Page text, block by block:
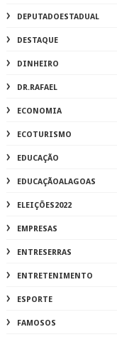
DEPUTADOESTADUAL
DESTAQUE
DINHEIRO
DR.RAFAEL
ECONOMIA
ECOTURISMO
EDUCAÇÃO
EDUCAÇÃOALAGOAS
ELEIÇÕES2022
EMPRESAS
ENTRESERRAS
ENTRETENIMENTO
ESPORTE
FAMOSOS